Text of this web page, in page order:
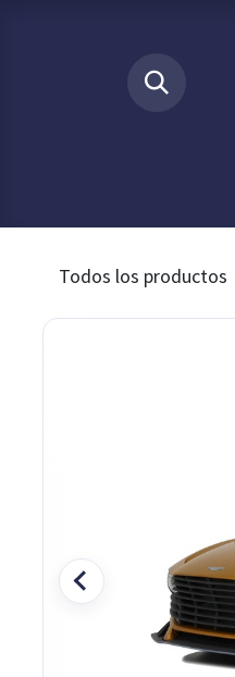
Todos los productos